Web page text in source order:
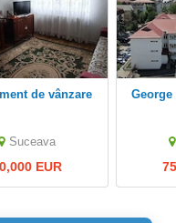
de vânzare
Suceava
EUR